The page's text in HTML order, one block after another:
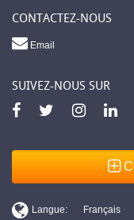
CONTACTEZ-NOUS
Email
SUIVEZ-NOUS SUR